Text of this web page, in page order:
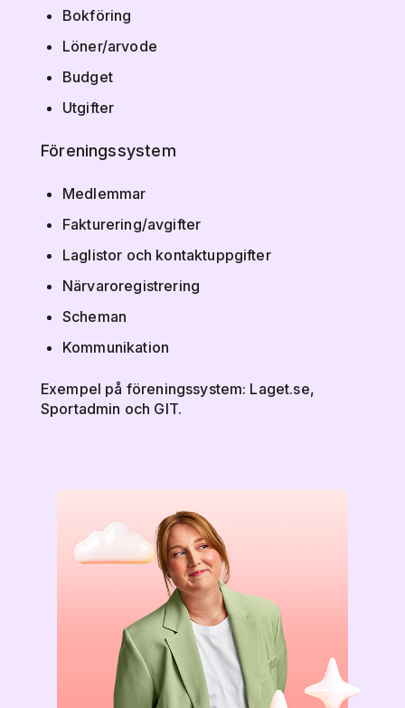
Bokföring
Löner/arvode
Budget
Utgifter
Föreningssystem
Medlemmar
Fakturering/avgifter
Laglistor och kontaktuppgifter
Närvaroregistrering
Scheman
Kommunikation
Exempel på föreningssystem: Laget.se,
Sportadmin och GIT.